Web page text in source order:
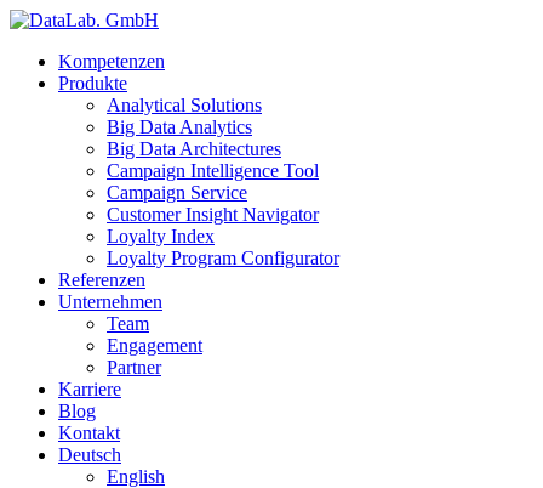
Kompetenzen
Produkte
Analytical Solutions
Big Data Analytics
Big Data Architectures
Campaign Intelligence Tool
Campaign Service
Customer Insight Navigator
Loyalty Index
Loyalty Program Configurator
Referenzen
Unternehmen
Team
Engagement
Partner
Karriere
Blog
Kontakt
Deutsch
English